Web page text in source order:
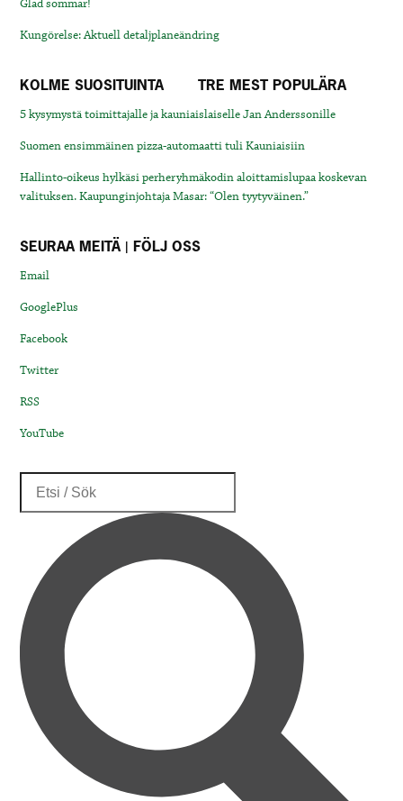
Glad sommar!
Kungörelse: Aktuell detaljplaneändring
KOLME SUOSITUINTA TRE MEST POPULÄRA
5 kysymystä toimittajalle ja kauniaislaiselle Jan Anderssonille
Suomen ensimmäinen pizza-automaatti tuli Kauniaisiin
Hallinto-oikeus hylkäsi perheryhmäkodin aloittamislupaa koskevan
valituksen. Kaupunginjohtaja Masar: “Olen tyytyväinen.”
SEURAA MEITÄ | FÖLJ OSS
Email
GooglePlus
Facebook
Twitter
RSS
YouTube